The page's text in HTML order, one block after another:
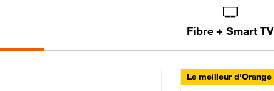
Fibre + Smart TV
Le meilleur d'Orange